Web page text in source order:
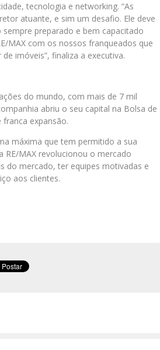
tecnologia e networking. “As
atuante, e sim um desafio. Ele deve
preparado e bem capacitado
MAX com os nossos franqueados que
imóveis”, finaliza a executiva.
do mundo, com mais de 7 mil
abriu o seu capital na Bolsa de
expansão.
máxima que tem permitido a sua
RE/MAX revolucionou o mercado
do mercado, ter equipes motivadas e
aos clientes.